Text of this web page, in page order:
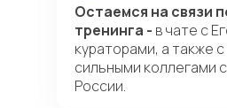
Остаемся на связи
тренинга - в чате с
кураторами, а также
сильными коллегами
России.